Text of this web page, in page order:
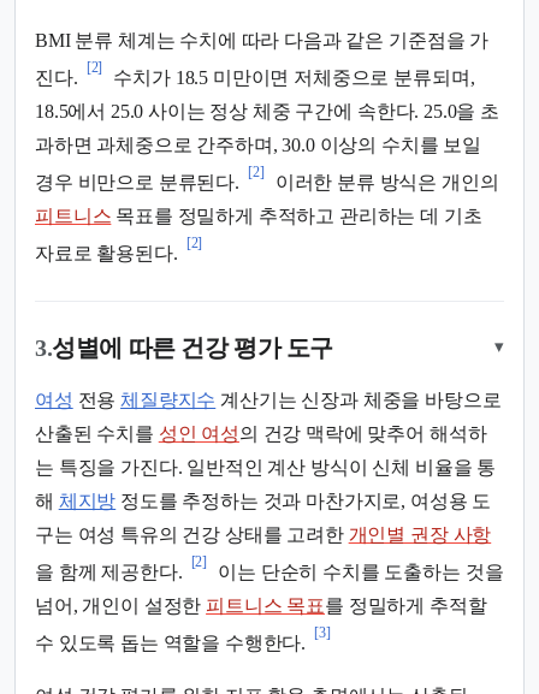
BMI 분류 체계는 수치에 따라 다음과 같은 기준점을 가
진다.
[2]
수치가 18.5 미만이면 저체중으로 분류되며,
18.5에서 25.0 사이는 정상 체중 구간에 속한다. 25.0을 초
과하면 과체중으로 간주하며, 30.0 이상의 수치를 보일
경우 비만으로 분류된다.
[2]
이러한 분류 방식은 개인의
피트니스 목표를 정밀하게 추적하고 관리하는 데 기초
자료로 활용된다.
[2]
3.성별에 따른 건강 평가 도구 ▾
여성 전용 체질량지수 계산기는 신장과 체중을 바탕으로
산출된 수치를 성인 여성의 건강 맥락에 맞추어 해석하
는 특징을 가진다. 일반적인 계산 방식이 신체 비율을 통
해 체지방 정도를 추정하는 것과 마찬가지로, 여성용 도
구는 여성 특유의 건강 상태를 고려한 개인별 권장 사항
을 함께 제공한다.
[2]
이는 단순히 수치를 도출하는 것을
넘어, 개인이 설정한 피트니스 목표를 정밀하게 추적할
수 있도록 돕는 역할을 수행한다.
[3]